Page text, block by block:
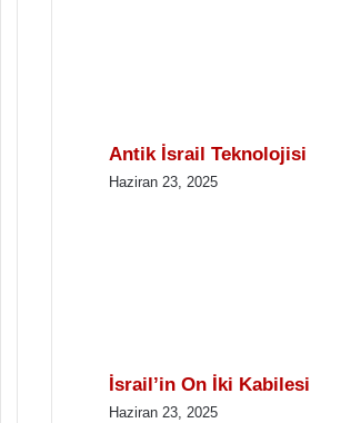
Antik İsrail Teknolojisi
Haziran 23, 2025
İsrail’in On İki Kabilesi
Haziran 23, 2025